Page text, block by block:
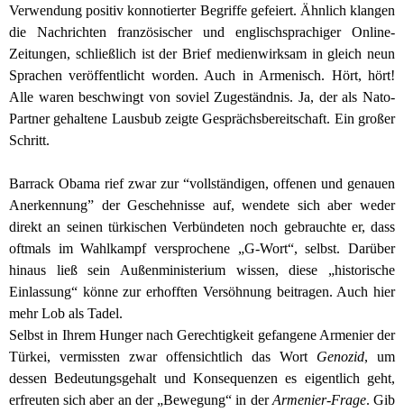
Verwendung positiv konnotierter Begriffe gefeiert. Ähnlich klangen
die Nachrichten französischer und englischsprachiger Online-
Zeitungen, schließlich ist der Brief medienwirksam in gleich neun
Sprachen veröffentlicht worden. Auch in Armenisch. Hört, hört!
Alle waren beschwingt von soviel Zugeständnis. Ja, der als Nato-
Partner gehaltene Lausbub zeigte Gesprächsbereitschaft. Ein großer
Schritt.
Barrack Obama rief zwar zur “vollständigen, offenen und genauen
Anerkennung” der Geschehnisse auf, wendete sich aber weder
direkt an seinen türkischen Verbündeten noch gebrauchte er, dass
oftmals im Wahlkampf versprochene „G-Wort“, selbst. Darüber
hinaus ließ sein Außenministerium wissen, diese „historische
Einlassung“ könne zur erhofften Versöhnung beitragen. Auch hier
mehr Lob als Tadel.
Selbst in Ihrem Hunger nach Gerechtigkeit gefangene Armenier der
Türkei, vermissten zwar offensichtlich das Wort Genozid, um
dessen Bedeutungsgehalt und Konsequenzen es eigentlich geht,
erfreuten sich aber an der „Bewegung“ in derArmenier-Frage. Gib